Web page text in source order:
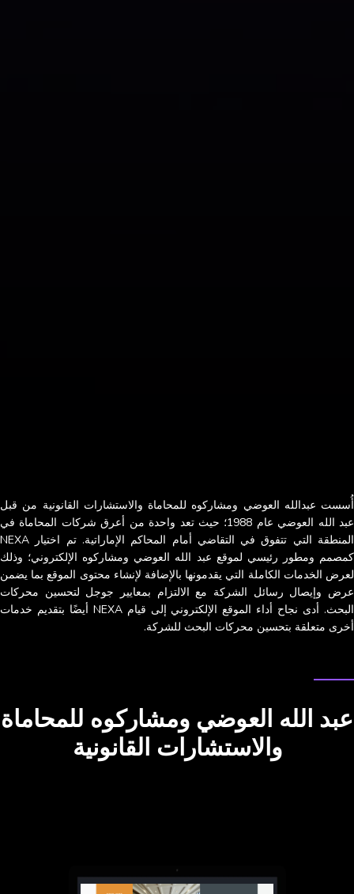
أُسست عبدالله العوضي ومشاركوه للمحاماة والاستشارات القانونية من قبل
عبد الله العوضي عام 1988؛ حيث تعد واحدة من أعرق شركات المحاماة في
المنطقة التي تتفوق في التقاضي أمام المحاكم الإماراتية. تم اختيار NEXA
كمصمم ومطور رئيسي لموقع عبد الله العوضي ومشاركوه الإلكتروني؛ وذلك
لعرض الخدمات الكاملة التي يقدمونها بالإضافة لإنشاء محتوى الموقع بما يضمن
عرض وإيصال رسائل الشركة مع الالتزام بمعايير جوجل لتحسين محركات
البحث. أدى نجاح أداء الموقع الإلكتروني إلى قيام NEXA أيضًا بتقديم خدمات
أخرى متعلقة بتحسين محركات البحث للشركة.
عبد الله العوضي ومشاركوه للمحاماة
والاستشارات القانونية